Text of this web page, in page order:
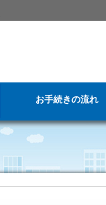
お手続きの流れ